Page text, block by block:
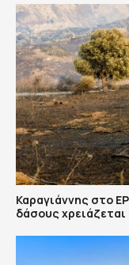
Καραγιάννης στο
δάσους